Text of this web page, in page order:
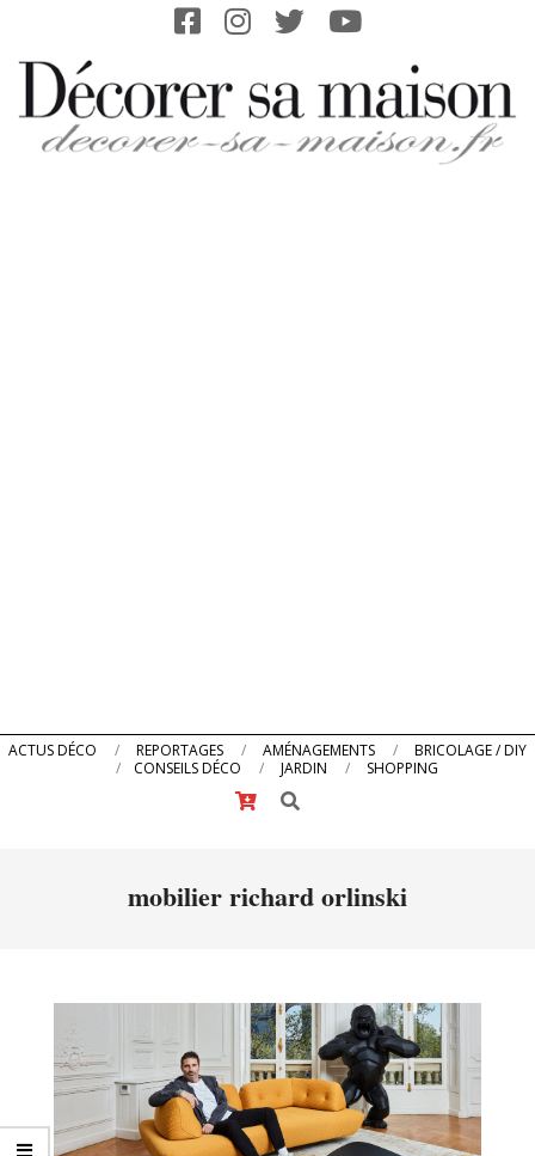
content
Primary
ACTUS DÉCO REPORTAGES AMÉNAGEMENTS
BRICOLAGE / DIY
CONSEILS DÉCO
JARDIN
SHOPPING
Search
mobilier richard orlinski